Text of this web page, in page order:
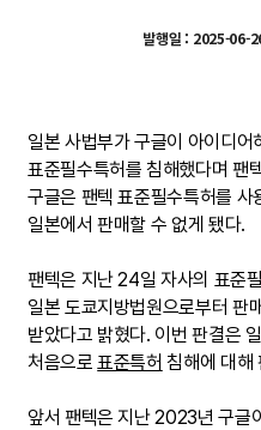
발행일 : 2025-06-
일본 사법부가 구글이 아이디어
표준필수특허를 침해했다며 팬
구글은 팬텍 표준필수특허를
일본에서 판매할 수 없게 됐다.
팬텍은 지난 24일 자사의 표준
일본 도쿄지방법원으로부터 판
받았다고 밝혔다. 이번 판결은
처음으로표준특허 침해에 대해
앞서 팬텍은 지난 2023년 구글